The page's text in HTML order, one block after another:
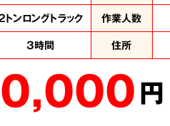
トンロングトラック 作業人数
3時間 住所
円